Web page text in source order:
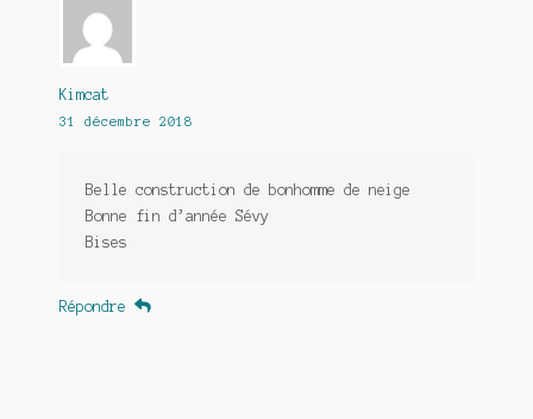
Kimcat
31 décembre 2018
Belle construction de bonhomme de neige
Bonne fin d’année Sévy
Bises
Répondre